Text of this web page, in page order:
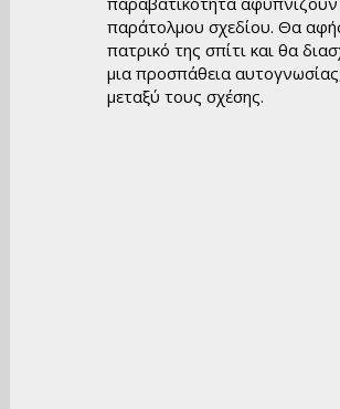
παράτολμου σχεδίου. Θα
πατρικό της σπίτι και θα
μια προσπάθεια
μεταξύ τους σχέσης.